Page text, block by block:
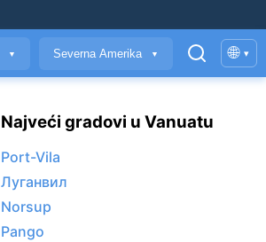
▼ Severna Amerika ▼ 🌐 ▾
Najveći gradovi u Vanuatu
Port-Vila
Луганвил
Norsup
Pango